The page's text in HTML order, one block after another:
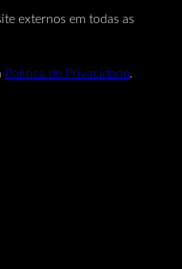
externos em todas as
Política de Privacidade.